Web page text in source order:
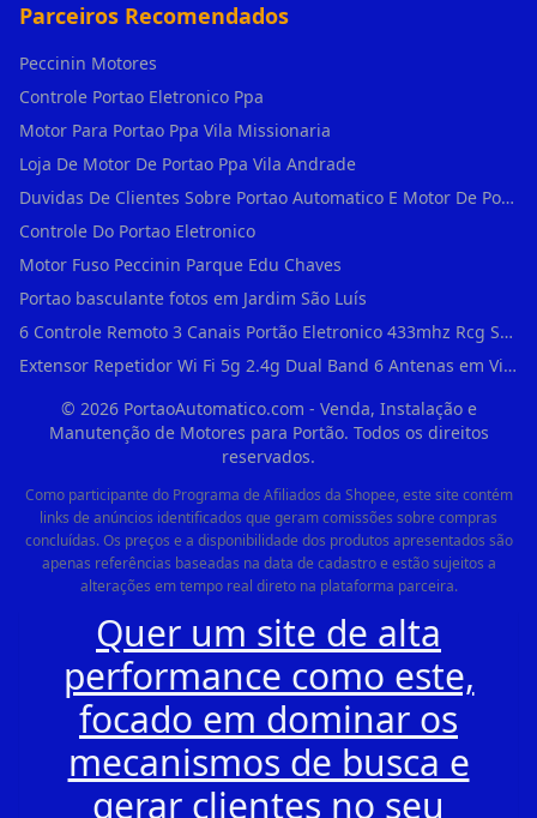
Parceiros Recomendados
Peccinin Motores
Controle Portao Eletronico Ppa
Motor Para Portao Ppa Vila Missionaria
Loja De Motor De Portao Ppa Vila Andrade
Duvidas De Clientes Sobre Portao Automatico E Motor De Portao Motor Para Portao De Ferro
Controle Do Portao Eletronico
Motor Fuso Peccinin Parque Edu Chaves
Portao basculante fotos em Jardim São Luís
6 Controle Remoto 3 Canais Portão Eletronico 433mhz Rcg Seg Garen Ppa em Vila Clementino
Extensor Repetidor Wi Fi 5g 2.4g Dual Band 6 Antenas em Vila Sônia
© 2026PortaoAutomatico.com - Venda, Instalação e
Manutenção de Motores para Portão. Todos os direitos
reservados.
Como participante do Programa de Afiliados da Shopee, este site contém
links de anúncios identificados que geram comissões sobre compras
concluídas. Os preços e a disponibilidade dos produtos apresentados são
apenas referências baseadas na data de cadastro e estão sujeitos a
alterações em tempo real direto na plataforma parceira.
Quer um site de alta
performance como este,
focado em dominar os
mecanismos de busca e
gerar clientes no seu